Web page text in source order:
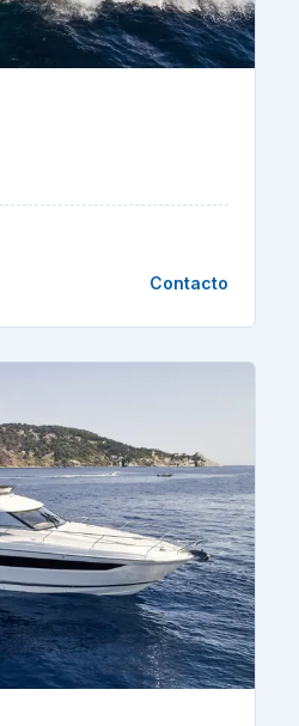
Contacto